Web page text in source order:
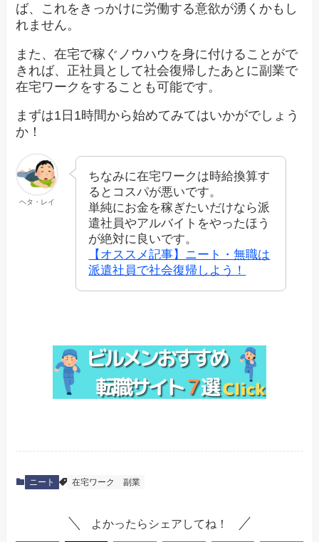
ば、これをきっかけに労働する意欲が湧くかもし
れません。
また、在宅で稼ぐノウハウを身に付けることがで
きれば、正社員として社会復帰したあとに副業で
在宅ワークをすることも可能です。
まずは1日1時間から始めてみてはいかがでしょう
か！
ヘタ・レイ
ちなみに在宅ワークは時給換算す
るとコスパが悪いです。
単純にお金を稼ぎたいだけなら派
遣社員やアルバイトをやったほう
が絶対に良いです。
【オススメ記事】ニート・無職は
派遣社員で社会復帰しよう！
ニート 在宅ワーク 副業
よかったらシェアしてね！